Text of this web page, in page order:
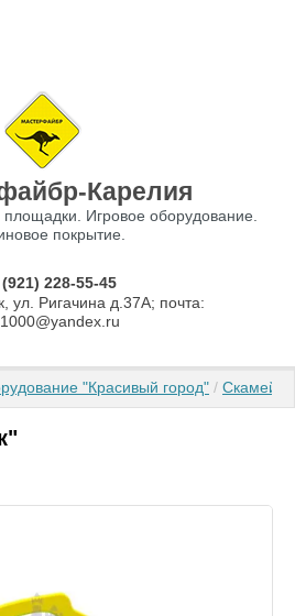
Карелия
Игровое оборудование.
покрытие.
228-55-45
ул. Ригачина д.37А; почта:
"Красивый город" /